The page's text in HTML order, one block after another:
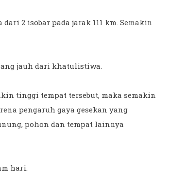
2 isobar pada jarak 111 km. Semakin
jauh dari khatulistiwa.
tinggi tempat tersebut, maka semakin
pengaruh gaya gesekan yang
pohon dan tempat lainnya
hari.